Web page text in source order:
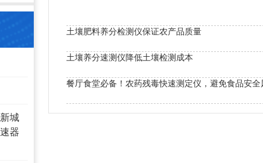
城
器
土壤肥料养分检测仪保证农产品质量
土壤养分速测仪降低土壤检测成本
餐厅食堂必备！农药残毒快速测定仪，避免食品安全